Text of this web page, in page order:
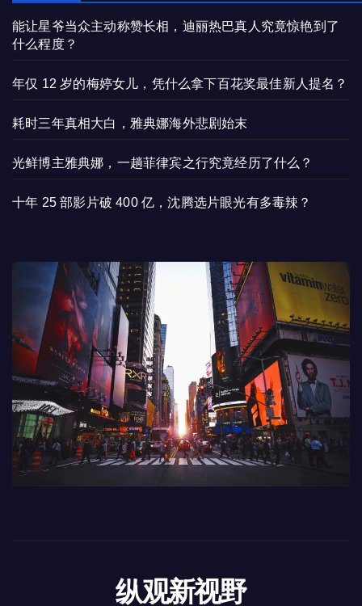
能让星爷当众主动称赞长相，迪丽热巴真人究竟惊艳到了
什么程度？
年仅 12 岁的梅婷女儿，凭什么拿下百花奖最佳新人提名？
耗时三年真相大白，雅典娜海外悲剧始末
光鲜博主雅典娜，一趟菲律宾之行究竟经历了什么？
十年 25 部影片破 400 亿，沈腾选片眼光有多毒辣？
纵观新视野